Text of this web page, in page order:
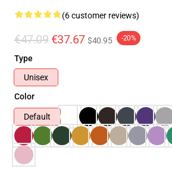
(6 customer reviews)
€47.09 €37.67 $40.95 -20%
Type
Unisex
Color
Default